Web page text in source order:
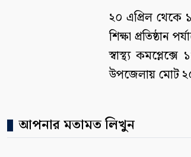
২০ এপ্রিল থেকে
শিক্ষা প্রতিষ্ঠান
স্বাস্থ্য
উপজেলায় মোট
আপনার মতামত লিখুন